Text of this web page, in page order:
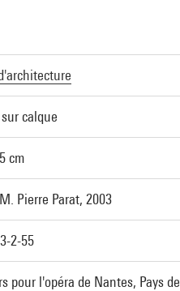
calque
cm
Pierre Parat, 2003
2-55
pour l'opéra de Nantes, Pays de